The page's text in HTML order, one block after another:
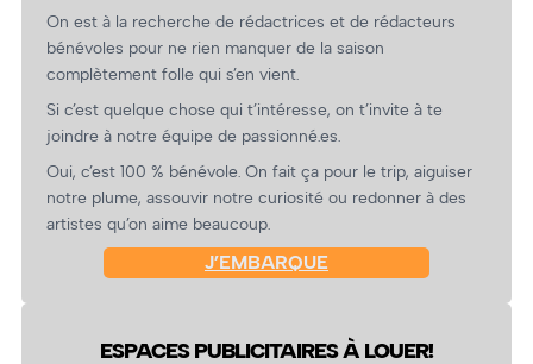
On est à la recherche de rédactrices et de rédacteurs
bénévoles pour ne rien manquer de la saison
complètement folle qui s’en vient.
Si c’est quelque chose qui t’intéresse, on t’invite à te
joindre à notre équipe de passionné.es.
Oui, c’est 100 % bénévole. On fait ça pour le trip, aiguiser
notre plume, assouvir notre curiosité ou redonner à des
artistes qu’on aime beaucoup.
J’EMBARQUE
ESPACES PUBLICITAIRES À LOUER!